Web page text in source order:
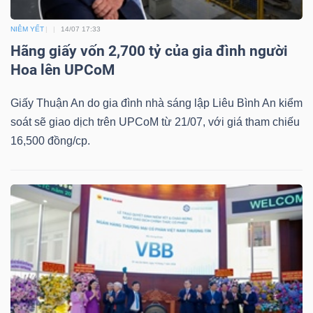
NIÊM YẾT 14/07 17:33
Hãng giấy vốn 2,700 tỷ của gia đình người
Hoa lên UPCoM
Giấy Thuận An do gia đình nhà sáng lập Liêu Bình An kiểm
soát sẽ giao dịch trên UPCoM từ 21/07, với giá tham chiếu
16,500 đồng/cp.
Dữ
tài
chính